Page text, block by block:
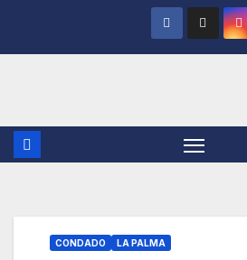
CONDADO LA PALMA